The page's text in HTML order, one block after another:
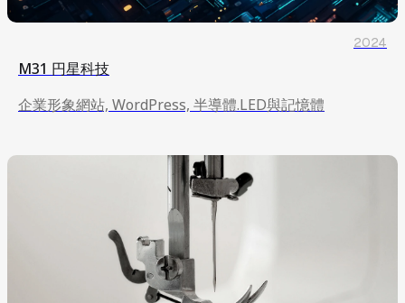
M31 円星科技
企業形象網站, WordPress, 半導體.LED與記憶體
2024